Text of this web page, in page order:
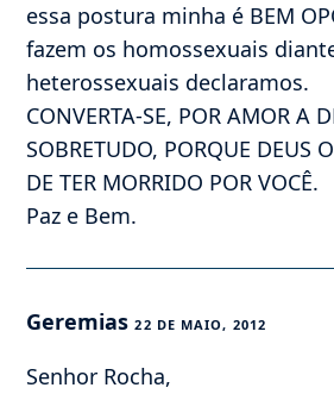
essa postura minha é BEM
fazem os homossexuais
heterossexuais declaramos.
CONVERTA-SE, POR AMOR A
SOBRETUDO, PORQUE DEUS
DE TER MORRIDO POR VOCÊ.
Paz e Bem.
Geremias22 DE MAIO, 2012
Senhor Rocha,